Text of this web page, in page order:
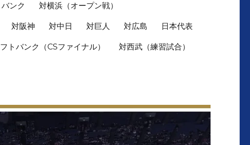
ンク 対横浜（オープン戦）
対阪神 対中日 対巨人 対広島 日本代表
トバンク（CSファイナル） 対西武（練習試合）